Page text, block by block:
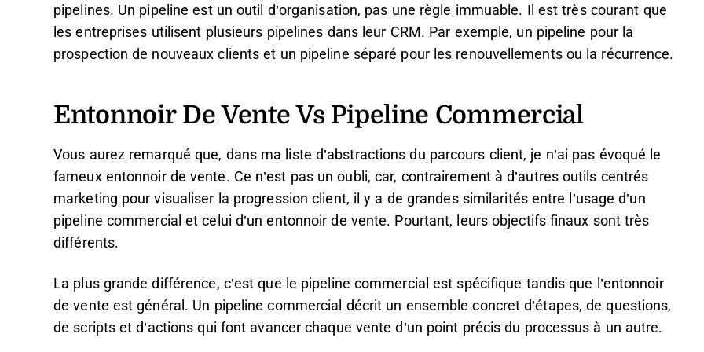
pipelines. Un pipeline est un outil d’organisation, pas une règle immuable. Il est très courant que
les entreprises utilisent plusieurs pipelines dans leur CRM. Par exemple, un pipeline pour la
prospection de nouveaux clients et un pipeline séparé pour les renouvellements ou la récurrence.
Entonnoir De Vente Vs Pipeline Commercial
Vous aurez remarqué que, dans ma liste d’abstractions du parcours client, je n’ai pas évoqué le
fameux entonnoir de vente. Ce n’est pas un oubli, car, contrairement à d’autres outils centrés
marketing pour visualiser la progression client, il y a de grandes similarités entre l’usage d’un
pipeline commercial et celui d’un entonnoir de vente. Pourtant, leurs objectifs finaux sont très
différents.
La plus grande différence, c’est que le pipeline commercial est spécifique tandis que l’entonnoir
de vente est général. Un pipeline commercial décrit un ensemble concret d’étapes, de questions,
de scripts et d’actions qui font avancer chaque vente d’un point précis du processus à un autre.